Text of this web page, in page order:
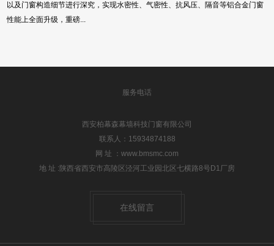
以及门窗构造细节进行深究，实现水密性、气密性、抗风压、隔音等铝合金门窗
性能上全面升级，重磅...
服务电话
西安柏幕森幕墙科技门窗有限公司
联系人：15934874188
网 址 ：www.bmsmc.com
地 址 :陕西省西安市高陵区泾河工业园北区七横路8号D1厂房
在线留言